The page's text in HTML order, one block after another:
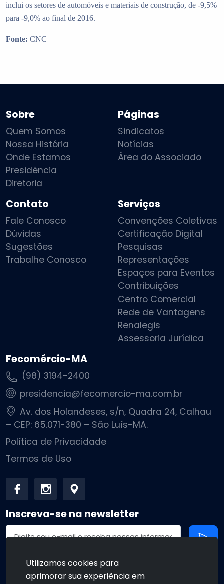
inclui os setores de automóveis e materiais de construção, de -9,5%
para -9,0% ao final de 2016.
Fonte: CNC
Sobre
Quem Somos
Nossa História
Onde Estamos
Presidência
Diretoria
Páginas
Sindicatos
Notícias
Área do Associado
Contato
Fale Conosco
Dúvidas
Sugestões
Trabalhe Conosco
Serviços
Convenções Coletivas
Certificação Digital
Pesquisas
Representações
Espaços para Eventos
Contribuições
Centro Comercial
Rede de Vantagens
Renalegis
Assessoria Jurídica
Fecomércio-MA
(98) 3194-2400
presidencia@fecomercio-ma.com.br
Av. dos Holandeses, s/n, Quadra 24, Calhau
– CEP: 65.071-380 – São Luís-MA.
Política de Privacidade
Termos de Uso
Inscreva-se na newsletter
Endereço de email
Utilizamos cookies para
aprimorar sua experiência em